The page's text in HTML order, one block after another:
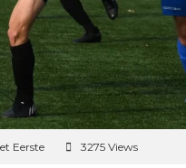
Eerste 3275 Views